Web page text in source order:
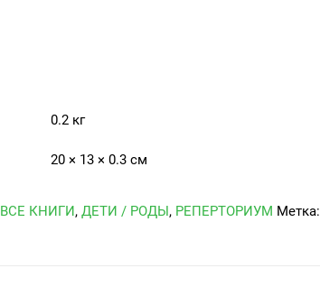
0.2 кг
20 × 13 × 0.3 см
ВСЕ КНИГИ, ДЕТИ / РОДЫ, РЕПЕРТОРИУМ Метка: